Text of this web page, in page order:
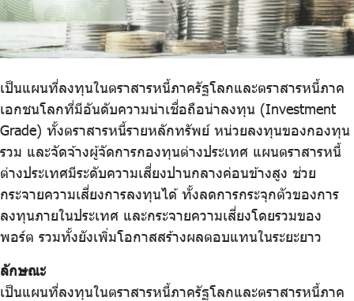
ไทย | Eng
เป็นแผนที่ลงทุนในตราสารหนี้ภาครัฐโลกและตราสารหนี้ภาค
เอกชนโลกที่มีอันดับความน่าเชื่อถือน่าลงทุน (Investment
Grade) ทั้งตราสารหนี้รายหลักทรัพย์ หน่วยลงทุนของกองทุน
รวม และจัดจ้างผู้จัดการกองทุนต่างประเทศ แผนตราสารหนี้
ต่างประเทศมีระดับความเสี่ยงปานกลางค่อนข้างสูง ช่วย
กระจายความเสี่ยงการลงทุนได้ ทั้งลดการกระจุกตัวของการ
ลงทุนภายในประเทศ และกระจายความเสี่ยงโดยรวมของ
พอร์ต รวมทั้งยังเพิ่มโอกาสสร้างผลตอบแทนในระยะยาว
ลักษณะ
เป็นแผนที่ลงทุนในตราสารหนี้ภาครัฐโลกและตราสารหนี้ภาค